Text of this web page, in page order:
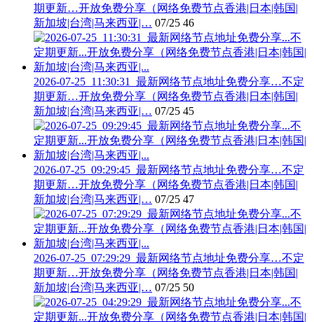
期更新…开放免费分享（网络免费节点香港|日本|韩国|
新加坡|台湾|马来西亚|… 07/25 46
2026-07-25_11:30:31_最新网络节点地址免费分享…不定
期更新…开放免费分享（网络免费节点香港|日本|韩国|
新加坡|台湾|马来西亚|… 07/25 45
2026-07-25_09:29:45_最新网络节点地址免费分享…不定
期更新…开放免费分享（网络免费节点香港|日本|韩国|
新加坡|台湾|马来西亚|… 07/25 47
2026-07-25_07:29:29_最新网络节点地址免费分享…不定
期更新…开放免费分享（网络免费节点香港|日本|韩国|
新加坡|台湾|马来西亚|… 07/25 50